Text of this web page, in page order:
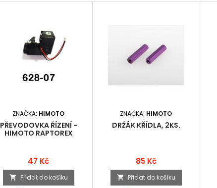
ZNAČKA: HIMOTO
PŘEVODOVKA ŘÍZENÍ -
HIMOTO RAPTOREX
Cena
47 Kč
 Přidat do košíku
ZNAČKA: HIMOTO
DRŽÁK KŘÍDLA, 2KS.
Cena
85 Kč
 Přidat do košíku